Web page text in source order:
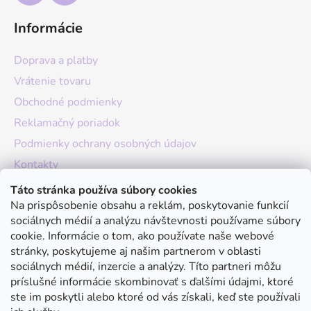
Táto stránka používa súbory cookies
Na prispôsobenie obsahu a reklám, poskytovanie funkcií
sociálnych médií a analýzu návštevnosti používame súbory
cookie. Informácie o tom, ako používate naše webové
stránky, poskytujeme aj našim partnerom v oblasti
sociálnych médií, inzercie a analýzy. Títo partneri môžu
príslušné informácie skombinovať s ďalšími údajmi, ktoré
ste im poskytli alebo ktoré od vás získali, keď ste používali
Informácie
Doprava a platby
Vrátenie tovaru
Obchodné podmienky
Reklamačný poriadok
Podmienky ochrany osobných údajov
Kontakty
O nás
Hodnotenie obchodu
Moja objednávka
Instagram